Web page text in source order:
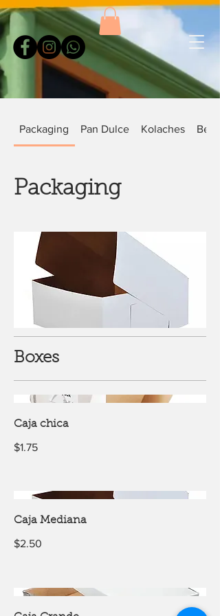
Packaging Pan Dulce Kolaches
Packaging
Boxes
Caja chica
$1.75
Caja Mediana
$2.50